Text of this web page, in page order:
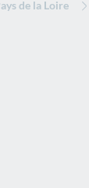
de la Loire